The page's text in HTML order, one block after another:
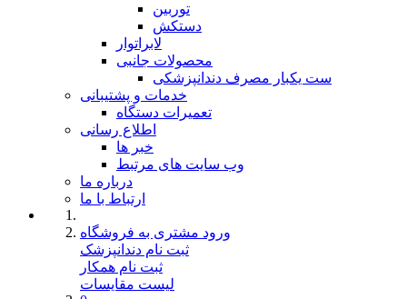
توربین
دستکش
لابراتوار
محصولات جانبی
ست یکبار مصرف دندانپزشکی
خدمات و پشتیبانی
تعمیرات دستگاه
اطلاع رسانی
خبر ها
وب سایت های مرتبط
درباره ما
ارتباط با ما
ورود مشتری به فروشگاه
ثبت نام دندانپزشک
ثبت نام همکار
لیست مقایسات